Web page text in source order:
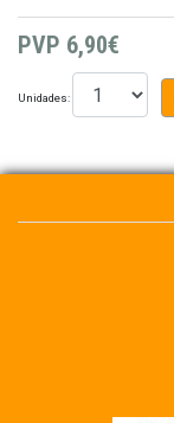
PVP 6,90€
Unidades: